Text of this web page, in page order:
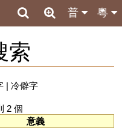
粵
普
索
| 冷僻字
2 個
意義